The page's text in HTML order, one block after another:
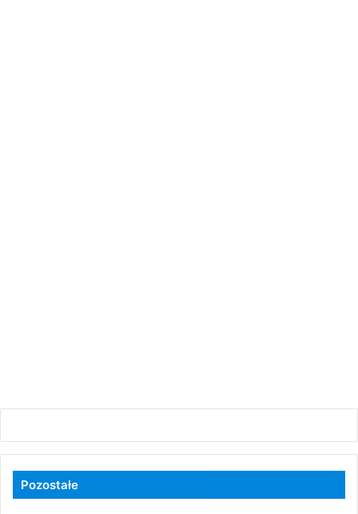
Pozostałe